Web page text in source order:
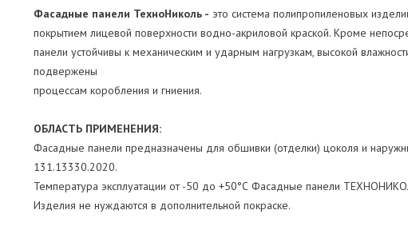
Фасадные панели ТехноНиколь - это система полипропиленовых
покрытием лицевой поверхности водно-акриловой краской. Кроме
панели устойчивы к механическим и ударным нагрузкам, высокой
подвержены
процессам коробления и гниения.
ОБЛАСТЬ ПРИМЕНЕНИЯ:
Фасадные панели предназначены для обшивки (отделки) цоколя и
131.13330.2020.
Температура эксплуатации от -50 до +50°С Фасадные панели
Изделия не нуждаются в дополнительной покраске.